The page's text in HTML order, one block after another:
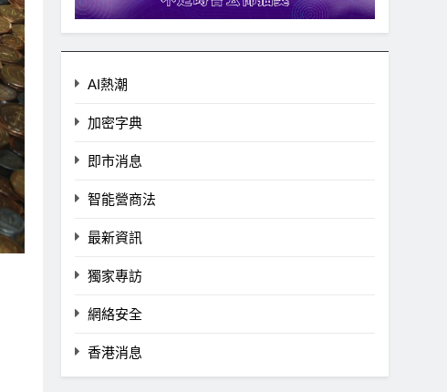
AI熱潮
加密字典
即市消息
智能營商法
最新資訊
獨家專訪
網絡安全
香港消息